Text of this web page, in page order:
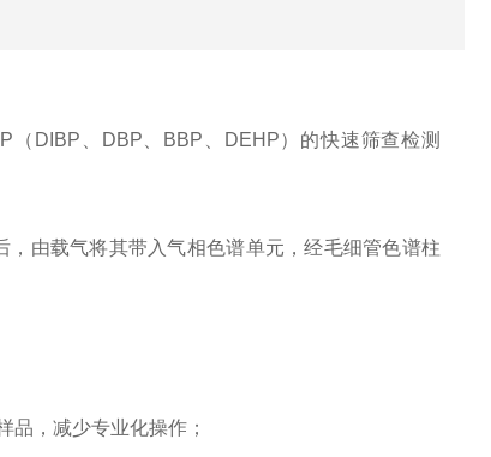
（DIBP、DBP、BBP、DEHP）的快速筛查检测
由载气将其带入气相色谱单元，经毛细管色谱柱
品，减少专业化操作；